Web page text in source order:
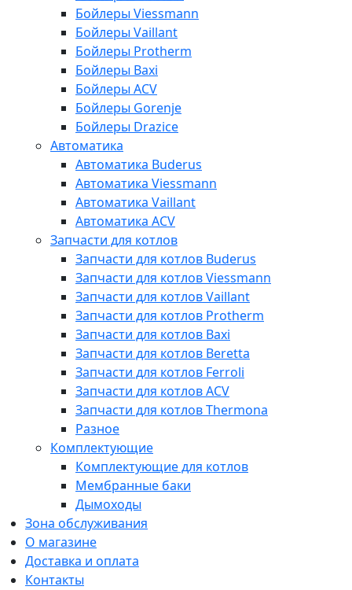
Бойлеры Viessmann
Бойлеры Vaillant
Бойлеры Protherm
Бойлеры Baxi
Бойлеры ACV
Бойлеры Gorenje
Бойлеры Drazice
Автоматика
Автоматика Buderus
Автоматика Viessmann
Автоматика Vaillant
Автоматика ACV
Запчасти для котлов
Запчасти для котлов Buderus
Запчасти для котлов Viessmann
Запчасти для котлов Vaillant
Запчасти для котлов Protherm
Запчасти для котлов Baxi
Запчасти для котлов Beretta
Запчасти для котлов Ferroli
Запчасти для котлов ACV
Запчасти для котлов Thermona
Разное
Комплектующие
Комплектующие для котлов
Мембранные баки
Дымоходы
Зона обслуживания
О магазине
Доставка и оплата
Контакты